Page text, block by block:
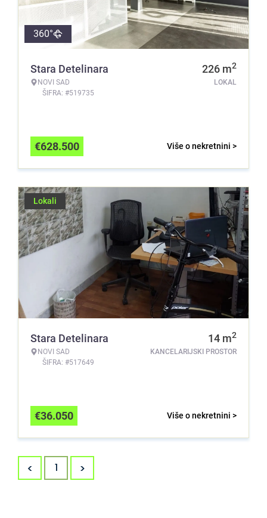
360°
Stara Detelinara
NOVI SAD
ŠIFRA: #519735
226 m2
LOKAL
Više o nekretnini >
€628.500
Lokali
Stara Detelinara
NOVI SAD
ŠIFRA: #517649
14 m2
KANCELARIJSKI PROSTOR
Više o nekretnini >
€36.050
< 1 >